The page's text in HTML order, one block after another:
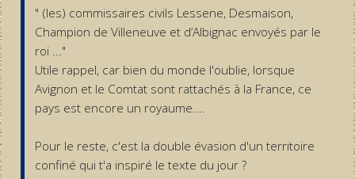
" (les) commissaires civils Lessene, Desmaison,
Champion de Villeneuve et d’Albignac envoyés par le
roi ..."
Utile rappel, car bien du monde l'oublie, lorsque
Avignon et le Comtat sont rattachés à la France, ce
pays est encore un royaume....
Pour le reste, c'est la double évasion d'un territoire
confiné qui t'a inspiré le texte du jour ?